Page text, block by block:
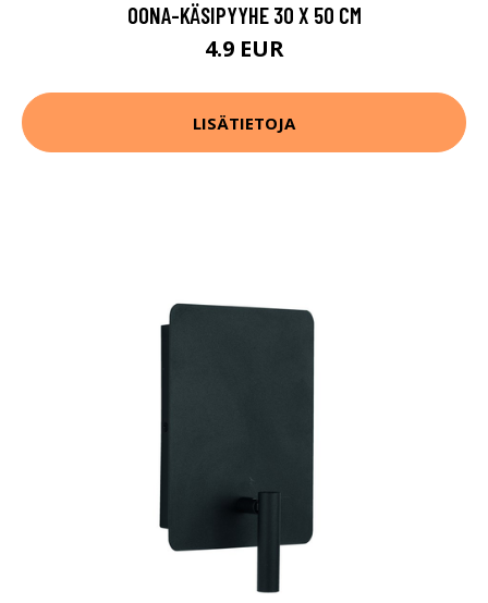
OONA-KÄSIPYYHE 30 X 50 CM
4.9 EUR
LISÄTIETOJA